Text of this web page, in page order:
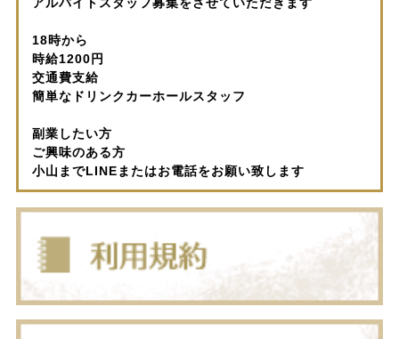
アルバイトスタッフ募集をさせていただきます
18時から
時給1200円
交通費支給
簡単なドリンクカーホールスタッフ
副業したい方
ご興味のある方
小山までLINEまたはお電話をお願い致します